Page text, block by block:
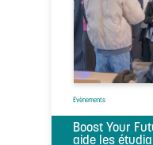
Évènements
Boost Your
aide les